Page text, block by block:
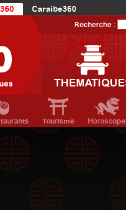
Caraibe360
AmériqueDuNord360
Recherche :
Tourisme Horoscope